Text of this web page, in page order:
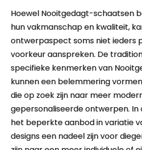
Hoewel Nooitgedagt-schaatsen
hun vakmanschap en kwaliteit,
ontwerpaspect soms niet ieders
voorkeur aanspreken. De
specifieke kenmerken van
kunnen een belemmering
die op zoek zijn naar meer
gepersonaliseerde ontwerpen.
het beperkte aanbod in variatie
designs een nadeel zijn voor